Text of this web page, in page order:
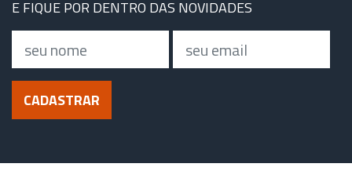
E FIQUE POR DENTRO DAS NOVIDADES
CADASTRAR